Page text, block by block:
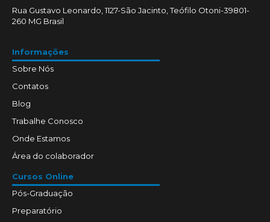
Rua Gustavo Leonardo, 1127-São Jacinto, Teófilo Otoni-39801-
260 MG Brasil
Informações
Sobre Nós
Contatos
Blog
Trabalhe Conosco
Onde Estamos
Área do colaborador
Cursos Online
Pós-Graduação
Preparatório